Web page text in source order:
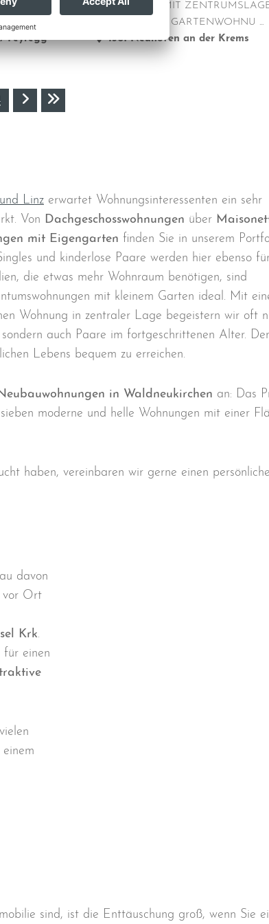
Feyregg
WOHNOASE MIT
TRAUMHAFTE GARTENWOHNU ...
4501Neuhofen an der Krems
Linzerwartet Wohnungsinteressenten ein sehr
Von Dachgeschosswohnungen über
mit Eigengarten finden Sie in unserem
und kinderlose Paare werden hier ebenso
die etwas mehr Wohnraum benötigen, sind
mit kleinem Garten ideal. Mit
Wohnung in zentraler Lage begeistern wir oft
auch Paare im fortgeschrittenen Alter.
Lebens bequem zu erreichen.
in Waldneukirchen an: Das
moderne und helle Wohnungen mit einer
haben, vereinbaren wir gerne einen
davon
vor Ort
Krk.
für einen
sind, ist die Enttäuschung groß, wenn Sie